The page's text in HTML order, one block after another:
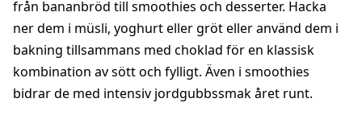
från bananbröd till smoothies och desserter. Hacka
ner dem i müsli, yoghurt eller gröt eller använd dem i
bakning tillsammans med choklad för en klassisk
kombination av sött och fylligt. Även i smoothies
bidrar de med intensiv jordgubbssmak året runt.